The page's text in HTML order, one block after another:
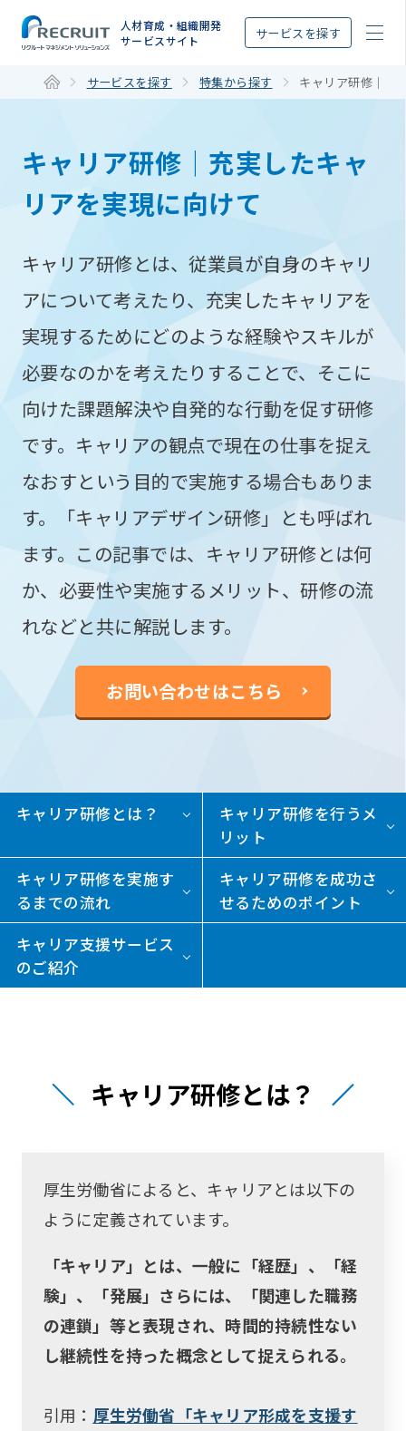
人材育成・組織開発
サービスサイト
サービスを探す
サービスを探す 特集から探す キャリア研修｜充
キャリア研修｜充実したキャ
リアを実現に向けて
キャリア研修とは、従業員が自身のキャリ
アについて考えたり、充実したキャリアを
実現するためにどのような経験やスキルが
必要なのかを考えたりすることで、そこに
向けた課題解決や自発的な行動を促す研修
です。キャリアの観点で現在の仕事を捉え
なおすという目的で実施する場合もありま
す。「キャリアデザイン研修」とも呼ばれ
ます。この記事では、キャリア研修とは何
か、必要性や実施するメリット、研修の流
れなどと共に解説します。
お問い合わせはこちら
キャリア研修とは？
キャリア研修を行うメ
リット
キャリア研修を実施す
るまでの流れ
キャリア研修を成功さ
せるためのポイント
キャリア支援サービス
のご紹介
キャリア研修とは？
厚生労働省によると、キャリアとは以下の
ように定義されています。
「キャリア」とは、一般に「経歴」、「経
験」、「発展」さらには、「関連した職務
の連鎖」等と表現され、時間的持続性ない
し継続性を持った概念として捉えられる。
引用： 厚生労働省「キャリア形成を支援す